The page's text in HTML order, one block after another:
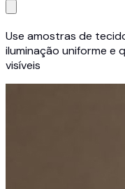
Use amostras de
iluminação uniforme e
visíveis